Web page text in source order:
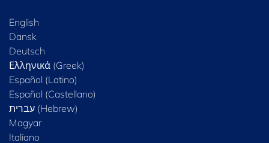
English
Dansk
Deutsch
Ελληνικά (Greek)
Español (Latino)
Español (Castellano)
Magyar
Italiano